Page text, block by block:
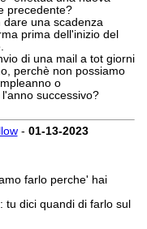
precedente?
dare una scadenza
prima dell'inizio del
di una mail a tot giorni
perchè non possiamo
o
successivo?
- 01-13-2023
farlo perche' hai
tu dici quandi di farlo sul